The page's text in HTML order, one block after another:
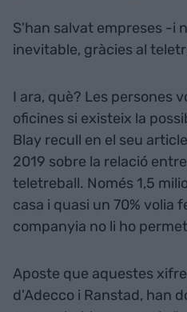
S'han salvat empreses -i
inevitable, gràcies al
I ara, què? Les persones
oficines si existeix la
Blay recull en el seu
2019 sobre la relació
teletreball. Només 1,5
casa i quasi un 70% volia
companyia no li ho
Aposte que aquestes
d'Adecco i Ranstad, han